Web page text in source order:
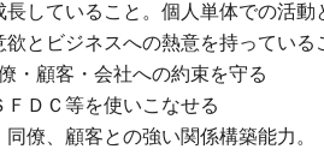
長していること。個人単体での活
欲とビジネスへの熱意を持っている
・顧客・会社への約束を守る
ＦＤＣ等を使いこなせる
同僚、顧客との強い関係構築能力。